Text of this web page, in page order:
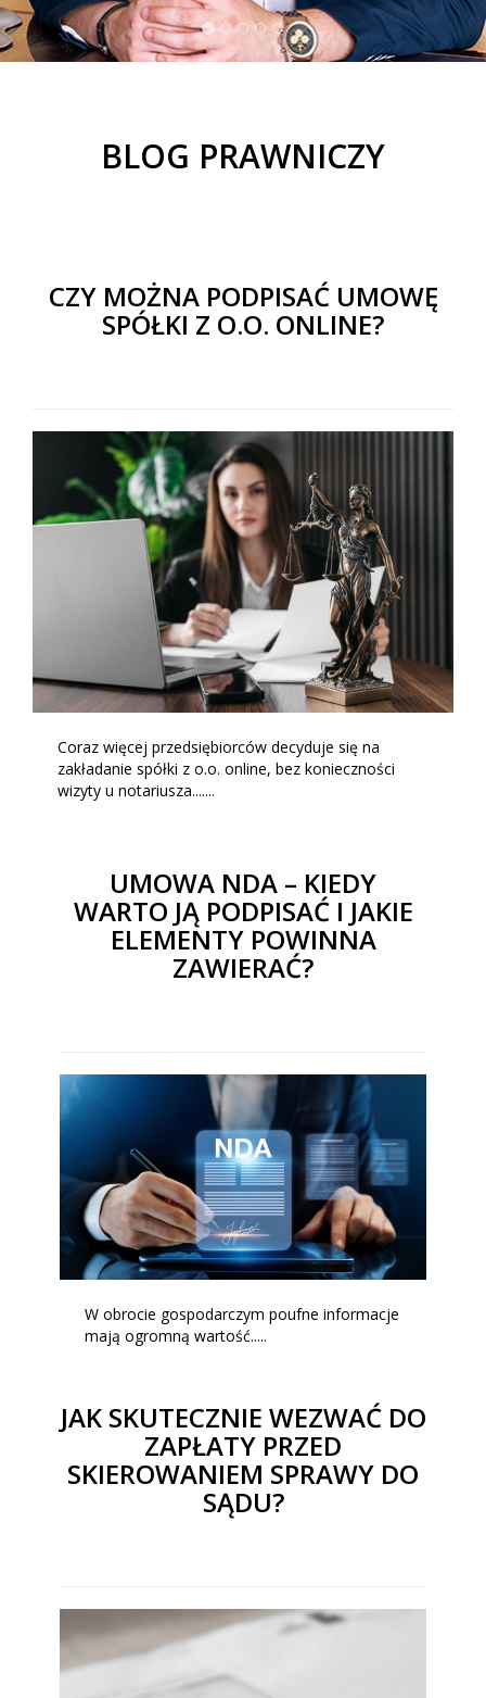
BLOG PRAWNICZY
CZY MOŻNA PODPISAĆ UMOWĘ
SPÓŁKI Z O.O. ONLINE?
Coraz więcej przedsiębiorców decyduje się na
zakładanie spółki z o.o. online, bez konieczności
wizyty u notariusza.......
UMOWA NDA – KIEDY
WARTO JĄ PODPISAĆ I JAKIE
ELEMENTY POWINNA
ZAWIERAĆ?
W obrocie gospodarczym poufne informacje
mają ogromną wartość.....
JAK SKUTECZNIE WEZWAĆ DO
ZAPŁATY PRZED
SKIEROWANIEM SPRAWY DO
SĄDU?